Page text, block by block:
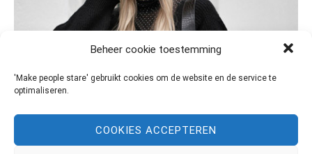
Beheer cookie toestemming
'Make people stare' gebruikt cookies om de website en de service te
optimaliseren.
COOKIES ACCEPTEREN